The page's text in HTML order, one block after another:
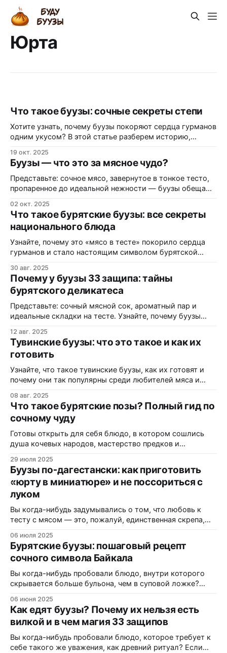
Юрта
Что такое буузы: сочные секреты степи
Хотите узнать, почему буузы покоряют сердца гурманов
одним укусом? В этой статье разберем историю,
от традиции до вашего стола, чтобы вы сами могли
слепить порцию и почувствовать вкус настоящей
Бурятии. Откуда взялись буузы: юрта на тарелке?
Представьте: холодный
19 окт. 2025
Буузы — что это за мясное чудо?
Представьте: сочное мясо, завернутое в тонкое тесто,
пропаренное до идеальной нежности — буузы обещают
кто ценит настоящую еду и хочет открыть бурятские
секреты без лишних калорий. А вы знали, что буузы —
это юрта в миниатюре? Представьте себе: сибирская
степь, кочевники вокруг костра,
02 окт. 2025
Что такое бурятские буузы: все секреты
национального блюда
Узнайте, почему это «мясо в тесте» покорило сердца
гурманов и стало настоящим символом бурятской
Представьте: вы держите в руках маленькую юрту,
наполненную ароматным мясным бульоном. Звучит
странно? А вот буряты так не считают. Для них буузы —
это не просто сытный обед, а
30 авг. 2025
Почему у буузы 33 защипа: тайны
бурятского деликатеса
Представьте: сочный мясной сок, ароматный пар и
идеальные складки на тесте. Узнайте, почему буузы
и секреты приготовления — и вы сами слепите шедевр
дома. Загадка бурятской кухни: откуда взялись буузы?
А вы знали, что одно простое блюдо может скрывать
целую историю завоеваний, религии и
12 авг. 2025
Тувинские буузы: что это такое и как их
готовить
Узнайте, что такое тувинские буузы, как их готовят и
почему они так популярны среди любителей мяса и
от пельменей? Вы когда-нибудь пробовали буузы? Это
не просто пельмени! Представьте себе: вы сидите в
уютной тувинской юрте, вокруг бескрайние сибирские
степи, а
08 авг. 2025
Что такое бурятские позы? Полный гид по
сочному чуду
Готовы открыть для себя блюдо, в котором сошлись
душа кочевых народов, мастерство предков и
бурятских позах (буузах). Позы или буузы: путешествие
одной юрты из прошлого Задумывались ли вы, почему
одно и то же блюдо называют по-разному? В Бурятии и
Забайкалье вы
29 июля 2025
Буузы по-дагестански: как приготовить
«юрту в миниатюре» и не поссориться с
луком
Вы когда-нибудь задумывались о том, что любовь к
тесту с мясом — это, пожалуй, единственная скрепа,
итальянских равиоли до китайских димсамов, от
грузинских хинкали до сибирских пельменей — везде
одна и та же гениальная формула: заверни начинку в
мучную оболочку и будет тебе счастье. Но
06 июля 2025
Бурятские буузы: пошаговый рецепт
сочного символа Байкала
Вы когда-нибудь пробовали блюдо, внутри которого
скрывается больше бульона, чем в суповой ложке?
только начинается. Буузы (или позы) — это не просто
«большие пельмени». Это философия кочевников,
архитектура юрты и настоящий культ еды,
воплощенный в тесте и мясе. Многие помнят этот вкус
как лучший
06 июня 2025
Как едят буузы? Почему их нельзя есть
вилкой и в чем магия 33 защипов
Вы когда-нибудь пробовали блюдо, которое требует к
себе такого же уважения, как древний ритуал? Если